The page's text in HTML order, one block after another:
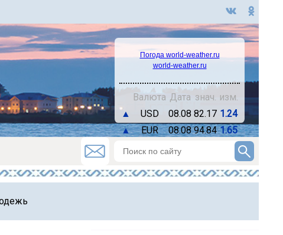
Погода world-weather.ru
world-weather.ru
Валюта Дата знач. изм.
▲
USD 08.08 82.17 1.24
▲
EUR 08.08 94.84 1.65